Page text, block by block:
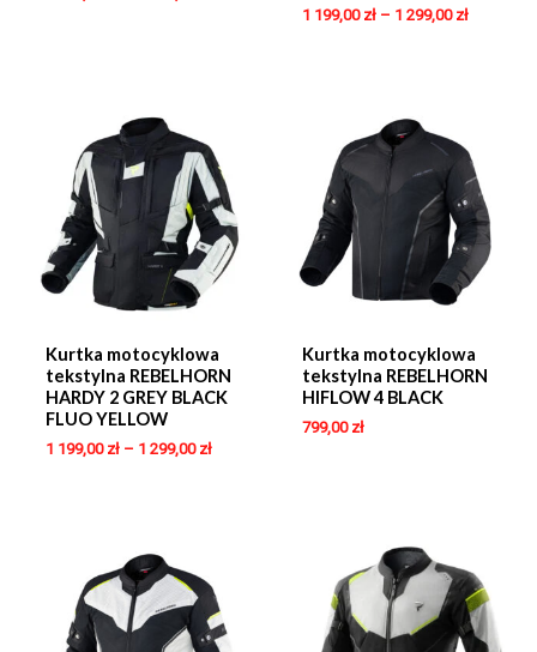
1 199,00 zł– 1 299,00 zł
Kurtka motocyklowa
tekstylna REBELHORN
HARDY 2 GREY BLACK
FLUO YELLOW
1 199,00 zł– 1 299,00 zł
Kurtka motocyklowa
tekstylna REBELHORN
HIFLOW 4 BLACK
799,00 zł